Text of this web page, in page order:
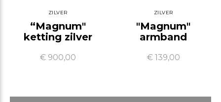
ZILVER
“Magnum"
ketting zilver
€ 900,00
ZILVER
"Magnum"
armband
€ 139,00